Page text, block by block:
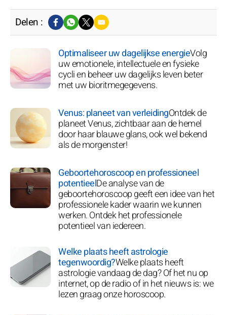
Delen :
Optimaliseer uw dagelijkse energieVolg
uw emotionele, intellectuele en fysieke
cycli en beheer uw dagelijks leven beter
met uw bioritmegegevens.
Venus: planeet van verleidingOntdek de
planeet Venus, zichtbaar aan de hemel
door haar blauwe glans, ook wel bekend
als de morgenster!
Geboortehoroscoop en professioneel
potentieelDe analyse van de
geboortehoroscoop geeft een idee van het
professionele kader waarin we kunnen
werken. Ontdek het professionele
potentieel van iedereen.
Welke plaats heeft astrologie
tegenwoordig?Welke plaats heeft
astrologie vandaag de dag? Of het nu op
internet, op de radio of in het nieuws is: we
lezen graag onze horoscoop.